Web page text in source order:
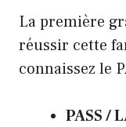
La première
réussir cette
connaissez le
PASS /